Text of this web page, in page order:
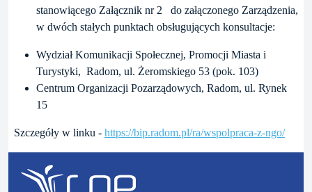
stanowiącego Załącznik nr 2 do załączonego Zarządzenia,
w dwóch stałych punktach obsługujących konsultacje:
Wydział Komunikacji Społecznej, Promocji Miasta i
Turystyki, Radom, ul. Żeromskiego 53 (pok. 103)
Centrum Organizacji Pozarządowych, Radom, ul. Rynek
15
Szczegóły w linku - https://bip.radom.pl/ra/wspolpraca-z-ngo/